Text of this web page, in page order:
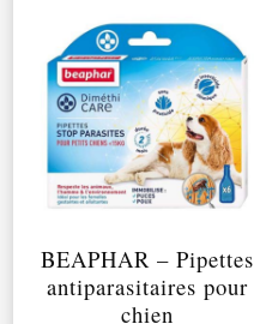
BEAPHAR – Pipettes
antiparasitaires pour
chien